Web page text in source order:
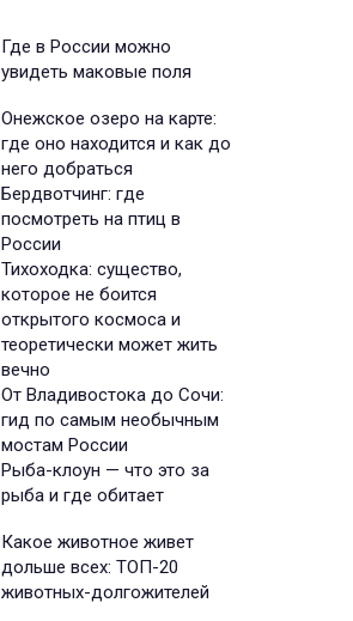
Где в России можно
увидеть маковые поля
Онежское озеро на карте:
где оно находится и как до
него добраться
Бердвотчинг: где
посмотреть на птиц в
России
Тихоходка: существо,
которое не боится
открытого космоса и
теоретически может жить
вечно
От Владивостока до Сочи:
гид по самым необычным
мостам России
Рыба-клоун — что это за
рыба и где обитает
Какое животное живет
дольше всех: ТОП-20
животных-долгожителей